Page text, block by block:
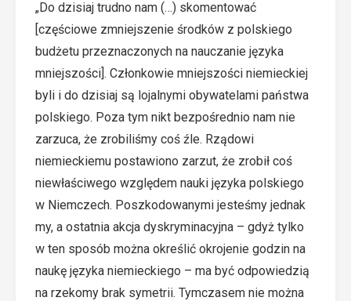
„Do dzisiaj trudno nam (…) skomentować
[częściowe zmniejszenie środków z polskiego
budżetu przeznaczonych na nauczanie języka
mniejszości]. Członkowie mniejszości niemieckiej
byli i do dzisiaj są lojalnymi obywatelami państwa
polskiego. Poza tym nikt bezpośrednio nam nie
zarzuca, że zrobiliśmy coś źle. Rządowi
niemieckiemu postawiono zarzut, że zrobił coś
niewłaściwego względem nauki języka polskiego
w Niemczech. Poszkodowanymi jesteśmy jednak
my, a ostatnia akcja dyskryminacyjna – gdyż tylko
w ten sposób można określić okrojenie godzin na
naukę języka niemieckiego – ma być odpowiedzią
na rzekomy brak symetrii. Tymczasem nie można